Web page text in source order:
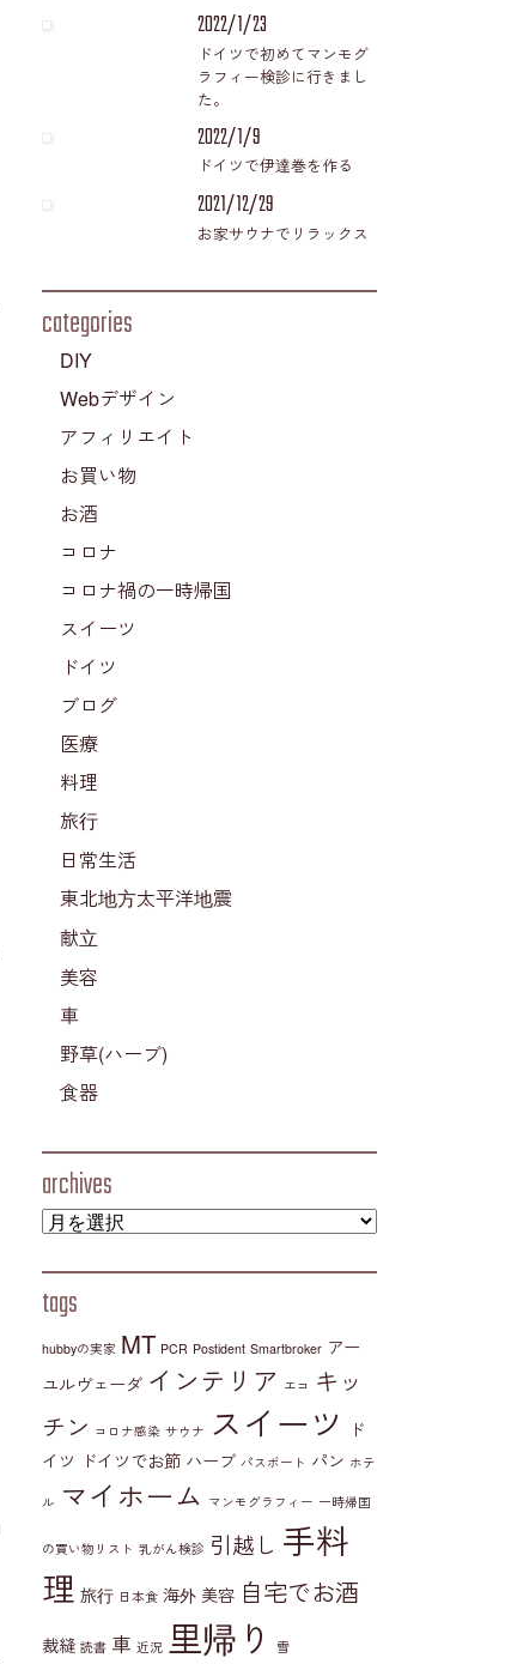
2022/1/23
ドイツで初めてマンモグ
ラフィー検診に行きまし
た。
2022/1/9
ドイツで伊達巻を作る
2021/12/29
お家サウナでリラックス
categories
DIY
Webデザイン
アフィリエイト
お買い物
お酒
コロナ
コロナ禍の一時帰国
スイーツ
ドイツ
ブログ
医療
料理
旅行
日常生活
東北地方太平洋地震
献立
美容
車
野草(ハーブ)
食器
archives
tags
hubbyの実家 MT PCR Postident Smartbroker アー
ユルヴェーダ インテリア エコ キッ
チン コロナ感染 サウナ スイーツ
ド
イツ ドイツでお節 ハーブ パスポート パン ホテ
ル マイホーム マンモグラフィー 一時帰国
の買い物リスト 乳がん検診 引越し 手料
理 旅行 日本食 海外 美容 自宅でお酒
裁縫 読書 車 近況 里帰り 雪